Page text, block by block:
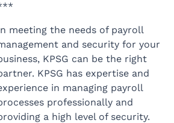
meeting the needs of payroll
and security for your
KPSG can be the right
KPSG has expertise and
in managing payroll
professionally and
a high level of security.